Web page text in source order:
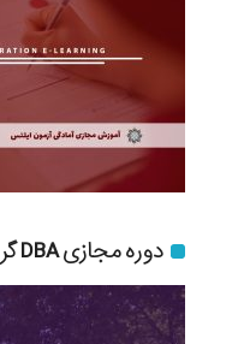
دوره مجازی DBA گرایش املاک و مستغلات